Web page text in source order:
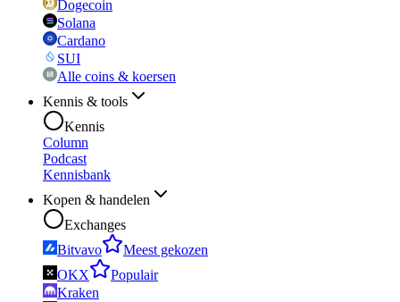
Dogecoin
Solana
Cardano
SUI
Alle coins & koersen
Kennis & tools
Kennis
Column
Podcast
Kennisbank
Kopen & handelen
Exchanges
Bitvavo
Meest gekozen
OKX
Populair
Kraken